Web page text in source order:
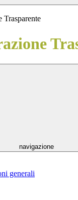
Trasparente
navigazione
generali